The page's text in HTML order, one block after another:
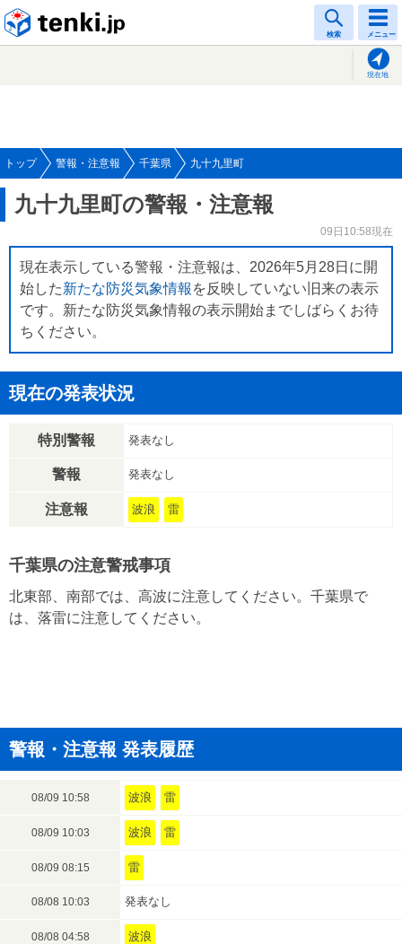
検索 メニュー
現在地
トップ 警報・注意報 千葉県 九十九里町
九十九里町の警報・注意報
09日10:58現在
現在表示している警報・注意報は、2026年5月28日に開
始した新たな防災気象情報 を反映していない旧来の表示
です。新たな防災気象情報の表示開始までしばらくお待
ちください。
現在の発表状況
特別警報 発表なし
警報 発表なし
注意報 波浪 雷
千葉県の注意警戒事項
北東部、南部では、高波に注意してください。千葉県で
は、落雷に注意してください。
警報・注意報 発表履歴
08/09 10:58 波浪 雷
08/09 10:03 波浪 雷
08/09 08:15 雷
08/08 10:03 発表なし
08/08 04:58 波浪